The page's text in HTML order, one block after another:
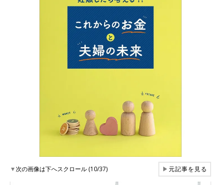
▼次の画像は下へスクロール (10/37) ▶元記事を見る